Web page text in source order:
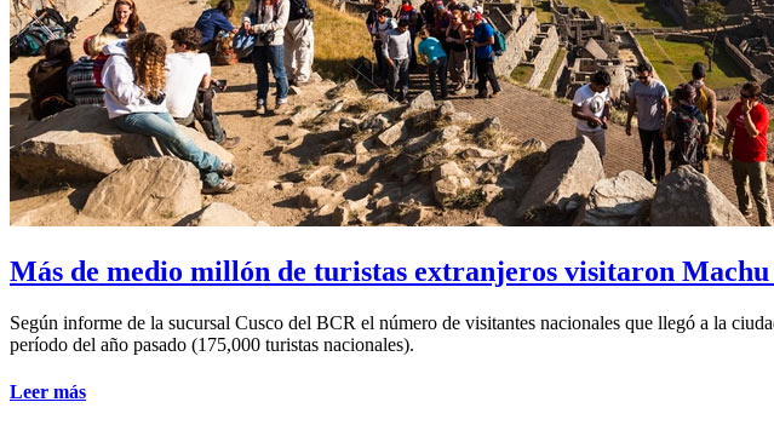
Más de medio millón de turistas extranjeros visitaron Machu
Según informe de la sucursal Cusco del BCR el número de visitantes nacionales que llegó a la
período del año pasado (175,000 turistas nacionales).
Leer más